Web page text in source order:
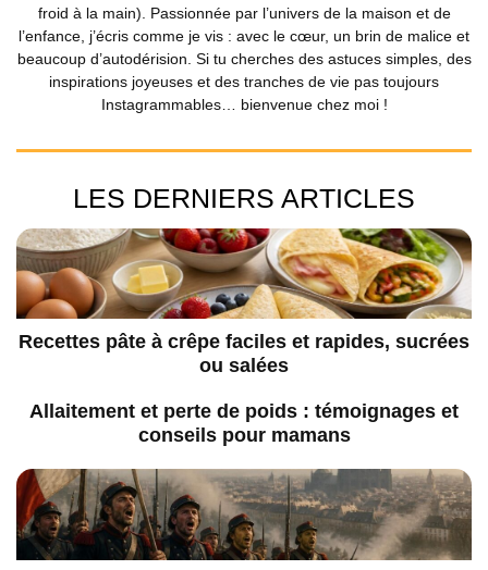
froid à la main). Passionnée par l’univers de la maison et de
l’enfance, j’écris comme je vis : avec le cœur, un brin de malice et
beaucoup d’autodérision. Si tu cherches des astuces simples, des
inspirations joyeuses et des tranches de vie pas toujours
Instagrammables… bienvenue chez moi !
LES DERNIERS ARTICLES
Recettes pâte à crêpe faciles et rapides, sucrées
ou salées
Allaitement et perte de poids : témoignages et
conseils pour mamans